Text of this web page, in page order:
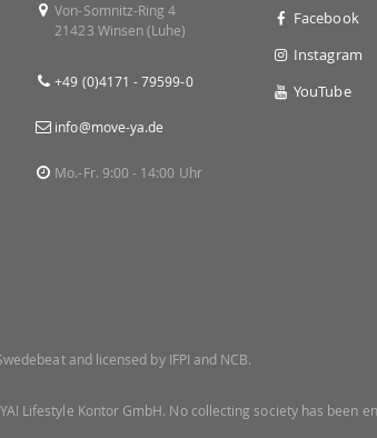
Von-Somnitz-Ring 4
21423 Winsen (Luhe)
+49 (0)4171 - 79599-0
info@move-ya.de
Mo.-Fr. 9:00 - 14:00 Uhr
Facebook
Instagram
YouTube
and licensed by IFPI and NCB.
Lifestyle Kontor GmbH. No collecting society has been